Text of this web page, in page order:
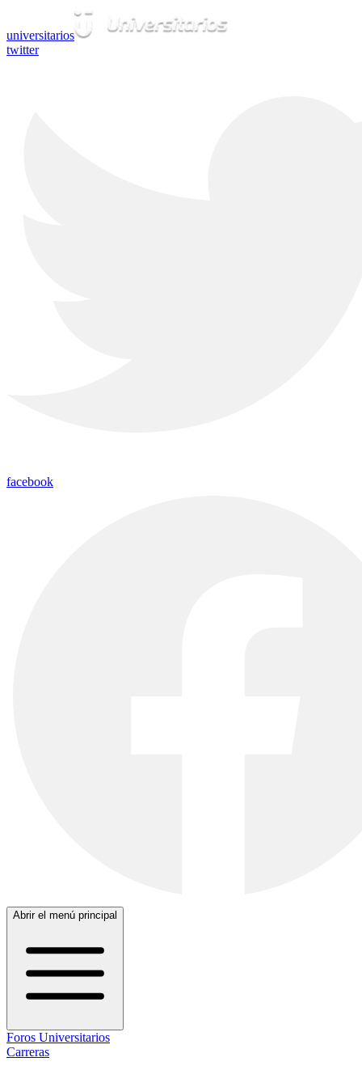
universitarios
twitter
facebook
Abrir el menú principal
Foros Universitarios
Carreras